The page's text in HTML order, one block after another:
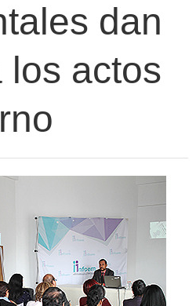
dan
los actos